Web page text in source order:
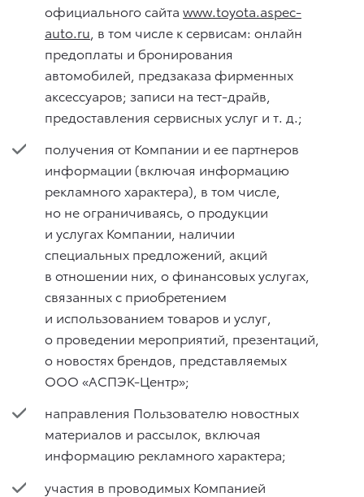
официального сайта www.toyota.aspec-
auto.ru , в том числе к сервисам: онлайн
предоплаты и бронирования
автомобилей, предзаказа фирменных
аксессуаров; записи на тест-драйв,
предоставления сервисных услуг и т. д.;
получения от Компании и ее партнеров
информации (включая информацию
рекламного характера), в том числе,
но не ограничиваясь, о продукции
и услугах Компании, наличии
специальных предложений, акций
в отношении них, о финансовых услугах,
связанных с приобретением
и использованием товаров и услуг,
о проведении мероприятий, презентаций,
о новостях брендов, представляемых
ООО «АСПЭК-Центр»;
направления Пользователю новостных
материалов и рассылок, включая
информацию рекламного характера;
участия в проводимых Компанией